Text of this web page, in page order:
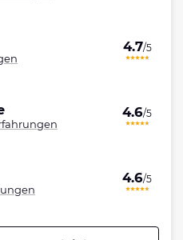
4.7/5
4.6/5
4.6/5